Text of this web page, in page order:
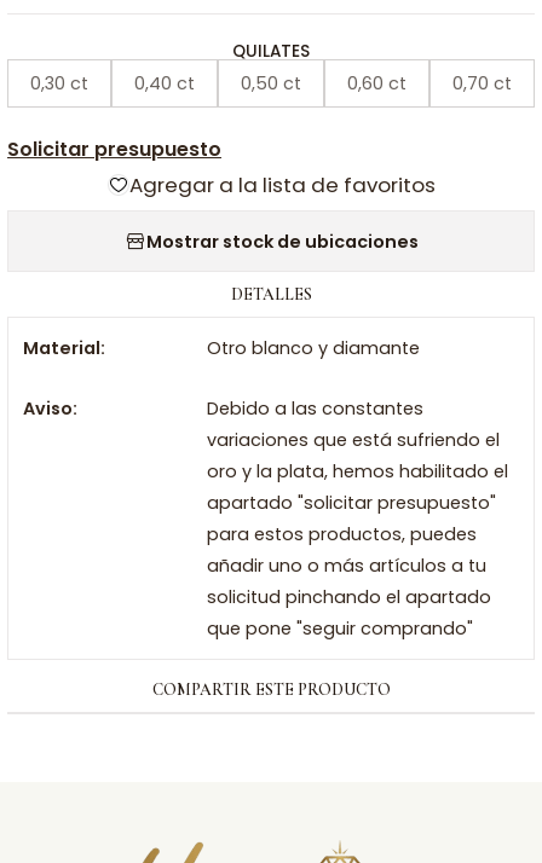
QUILATES
0,30 ct 0,40 ct 0,50 ct 0,60 ct 0,70 ct
Solicitar presupuesto
Agregar a la lista de favoritos
Mostrar stock de ubicaciones
DETALLES
Material: Otro blanco y diamante
Aviso:
Debido a las constantes
variaciones que está sufriendo el
oro y la plata, hemos habilitado el
apartado "solicitar presupuesto"
para estos productos, puedes
añadir uno o más artículos a tu
solicitud pinchando el apartado
que pone "seguir comprando"
COMPARTIR ESTE PRODUCTO